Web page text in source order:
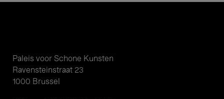
Paleis voor Schone Kunsten
Ravensteinstraat 23
1000 Brussel